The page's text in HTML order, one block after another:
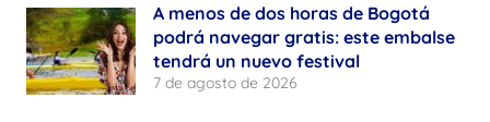
A menos de dos horas de Bogotá
podrá navegar gratis: este embalse
tendrá un nuevo festival
7 de agosto de 2026